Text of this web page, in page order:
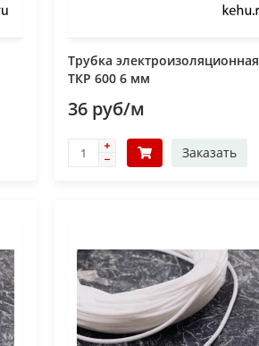
Трубка электроизоляционная
ТКР 600 6 мм
36 руб/м
Заказать